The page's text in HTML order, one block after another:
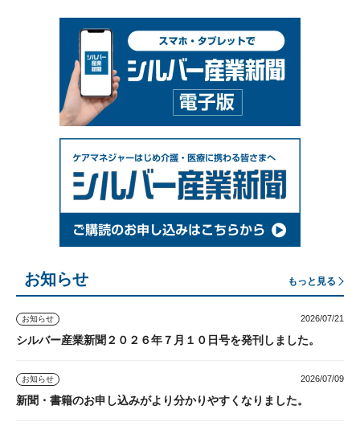
お知らせ もっと見る
お知らせ 2026/07/21
シルバー産業新聞２０２６年７月１０日号を発刊しました。
お知らせ 2026/07/09
新聞・書籍のお申し込みがより分かりやすくなりました。